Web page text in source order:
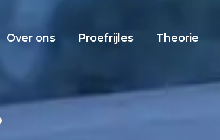
Over ons Proefrijles Theorie